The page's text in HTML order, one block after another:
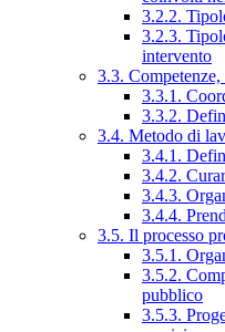
3.2.2.
3.2.3.
intervento
3.3.
3.3.1.
3.3.2.
3.4. Metodo di
3.4.1.
3.4.2.
3.4.3.
3.4.4.
3.5. Il processo
3.5.1.
3.5.2.
pubblico
3.5.3.